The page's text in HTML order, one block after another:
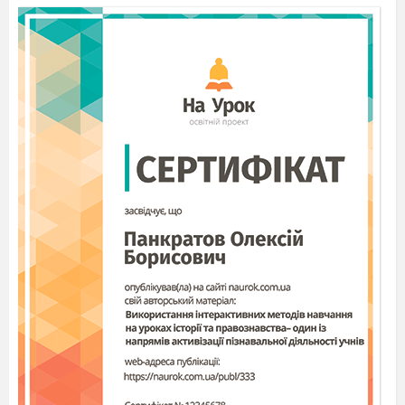
сорока
Ми ж до
Весноньки
Все, все, все їй розповімо !
під музику виходить
сонечко
сонечко
Я веселе сонечко
Вийшло з-за хмаринки
І над лісом блиснуло
Променем ясним
Затанцюють весело
Дощові краплинки
Намалюють райдугу
Пензлим чарівним
( Ходить полісу , побачило
пеньочок)